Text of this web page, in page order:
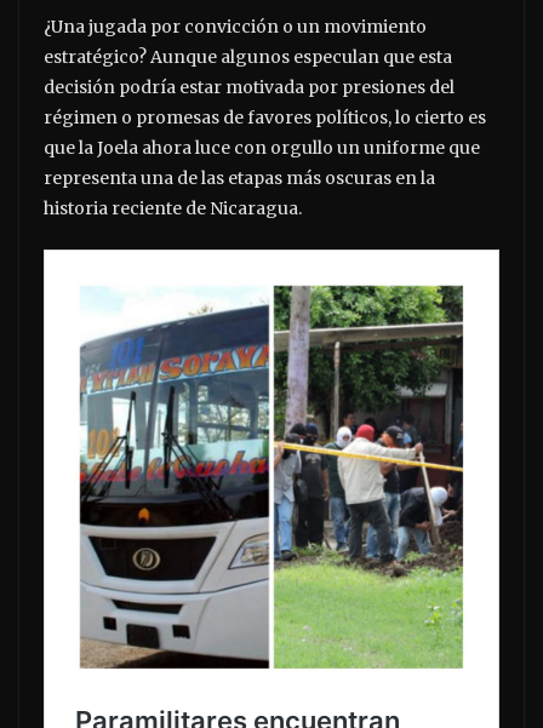
¿Una jugada por convicción o un movimiento
estratégico? Aunque algunos especulan que esta
decisión podría estar motivada por presiones del
régimen o promesas de favores políticos, lo cierto es
que la Joela ahora luce con orgullo un uniforme que
representa una de las etapas más oscuras en la
historia reciente de Nicaragua.